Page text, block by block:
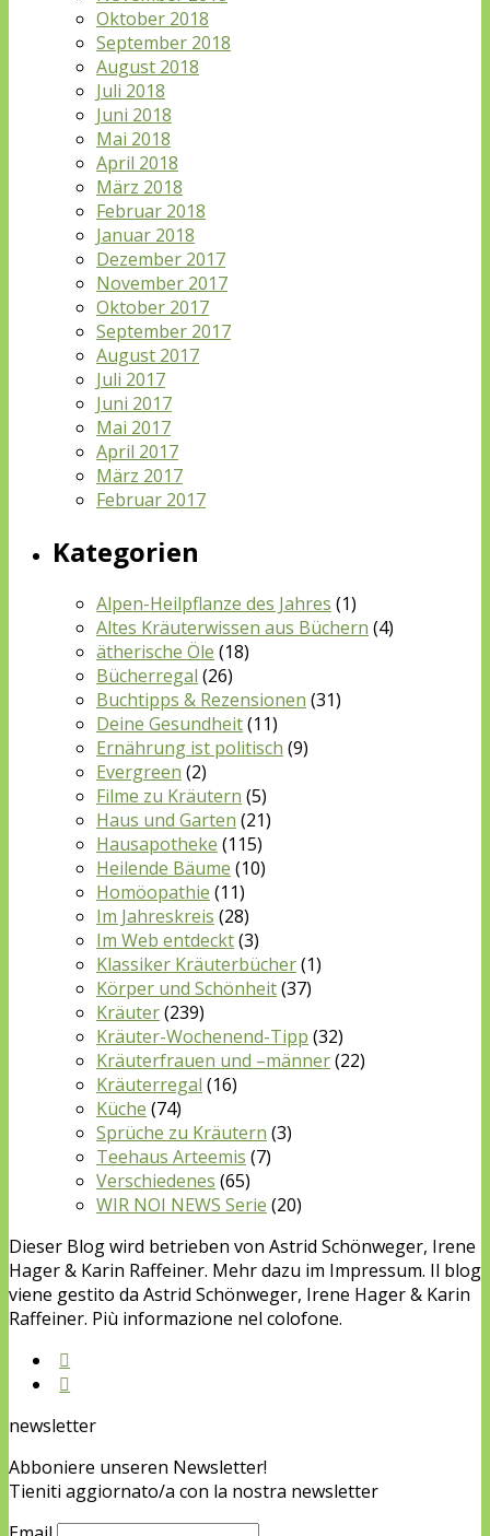
Oktober 2018
September 2018
August 2018
Juli 2018
Juni 2018
Mai 2018
April 2018
März 2018
Februar 2018
Januar 2018
Dezember 2017
November 2017
Oktober 2017
September 2017
August 2017
Juli 2017
Juni 2017
Mai 2017
April 2017
März 2017
Februar 2017
Kategorien
Alpen-Heilpflanze des Jahres (1)
Altes Kräuterwissen aus Büchern (4)
ätherische Öle (18)
Bücherregal (26)
Buchtipps & Rezensionen (31)
Deine Gesundheit(11)
Ernährung ist politisch (9)
Evergreen (2)
Filme zu Kräutern (5)
Haus und Garten (21)
Hausapotheke (115)
Heilende Bäume (10)
Homöopathie (11)
Im Jahreskreis (28)
Im Web entdeckt(3)
Klassiker Kräuterbücher(1)
Körper und Schönheit(37)
Kräuter(239)
Kräuter-Wochenend-Tipp (32)
Kräuterfrauen und –männer(22)
Kräuterregal (16)
Küche (74)
Sprüche zu Kräutern (3)
Teehaus Arteemis (7)
Verschiedenes (65)
WIR NOI NEWS Serie (20)
Dieser Blog wird betrieben von Astrid Schönweger, Irene
Hager & Karin Raffeiner. Mehr dazu im Impressum. Il blog
viene gestito da Astrid Schönweger, Irene Hager & Karin
Raffeiner. Più informazione nel colofone.
newsletter
Abboniere unseren Newsletter!
Tieniti aggiornato/a con la nostra newsletter